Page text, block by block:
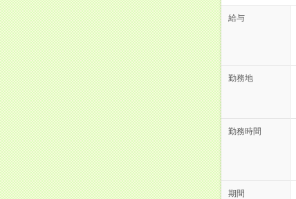
給与
勤務地
勤務時間
期間